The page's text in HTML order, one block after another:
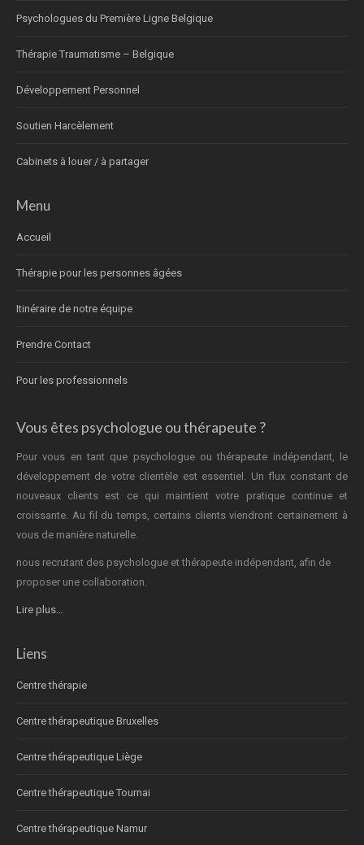
Psychologues du Première Ligne Belgique
Thérapie Traumatisme – Belgique
Développement Personnel
Soutien Harcèlement
Cabinets à louer / à partager
Menu
Accueil
Thérapie pour les personnes âgées
Itinéraire de notre équipe
Prendre Contact
Pour les professionnels
Vous êtes psychologue ou thérapeute ?
Pour vous en tant que psychologue ou thérapeute indépendant, le
développement de votre clientèle est essentiel. Un flux constant de
nouveaux clients est ce qui maintient votre pratique continue et
croissante. Au fil du temps, certains clients viendront certainement à
vous de manière naturelle.
nous recrutant des psychologue et thérapeute indépendant, afin de
proposer une collaboration.
Lire plus…
Liens
Centre thérapie
Centre thérapeutique Bruxelles
Centre thérapeutique Liège
Centre thérapeutique Tournai
Centre thérapeutique Namur